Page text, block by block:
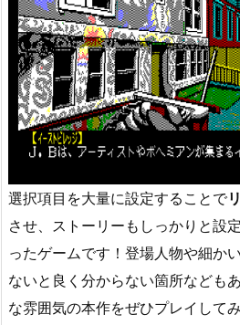
選択項目を大量に設定することで
させ、ストーリーもしっかりと設
ったゲームです！登場人物や細か
ないと良く分からない箇所なども
な雰囲気の本作をぜひプレイして